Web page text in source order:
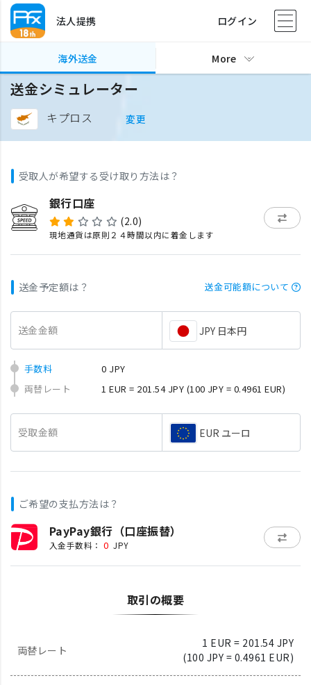
法人提携 ログイン
海外送金 More
送金シミュレーター
キプロス 変更
受取人が希望する受け取り方法は？
銀行口座
(2.0)
現地通貨は原則２４時間以内に着金します
送金予定額は？ 送金可能額について
送金金額 JPY 日本円
手数料
0 JPY
両替レート
1 EUR = 201.54 JPY (100 JPY = 0.4961 EUR)
受取金額 EUR ユーロ
ご希望の支払方法は？
PayPay銀行（口座振替）
入金手数料： 0 JPY
取引の概要
両替レート
1 EUR = 201.54 JPY
(100 JPY = 0.4961 EUR)